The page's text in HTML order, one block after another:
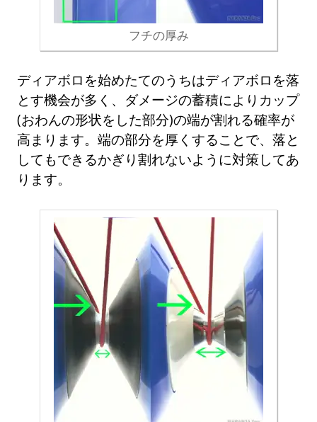
フチの厚み
ディアボロを始めたてのうちはディアボロを落
とす機会が多く、ダメージの蓄積によりカップ
(おわんの形状をした部分)の端が割れる確率が
高まります。端の部分を厚くすることで、落と
してもできるかぎり割れないように対策してあ
ります。